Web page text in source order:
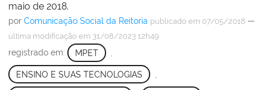
maio de 2018.
por Comunicação Social da Reitoria publicado em 07/05/2018 —
última modificação em 31/08/2023 12h49
registrado em: MPET
ENSINO E SUAS TECNOLOGIAS